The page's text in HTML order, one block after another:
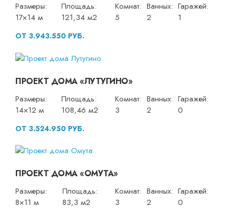
Размеры:
17×14 м
Площадь:
121,34 м2
Комнат:
5
Ванных:
2
Гаражей:
1
ОТ 3.943.550 РУБ.
ПРОЕКТ ДОМА «ЛУТУГИНО»
Размеры:
14×12 м
Площадь:
108,46 м2
Комнат:
3
Ванных:
2
Гаражей:
0
ОТ 3.524.950 РУБ.
ПРОЕКТ ДОМА «ОМУТА»
Размеры:
8×11 м
Площадь:
83,3 м2
Комнат:
3
Ванных:
2
Гаражей:
0